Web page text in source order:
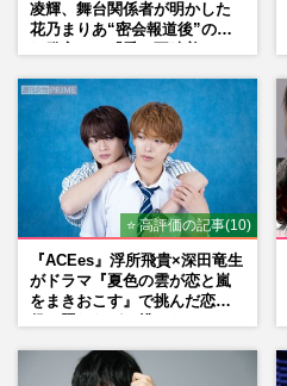
凌輝、舞台関係者が明かした
花乃まりあ“密会報道後”の呆
⭐ 高評価の記事(10)
『ACEes』浮所飛貴×深田竜生
がドラマ『夏色の雲が恋と嵐
をまきおこす』で挑んだ恋人